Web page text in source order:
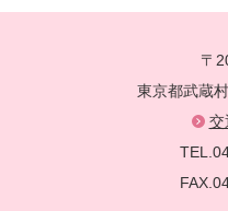
〒
東京都武蔵
交